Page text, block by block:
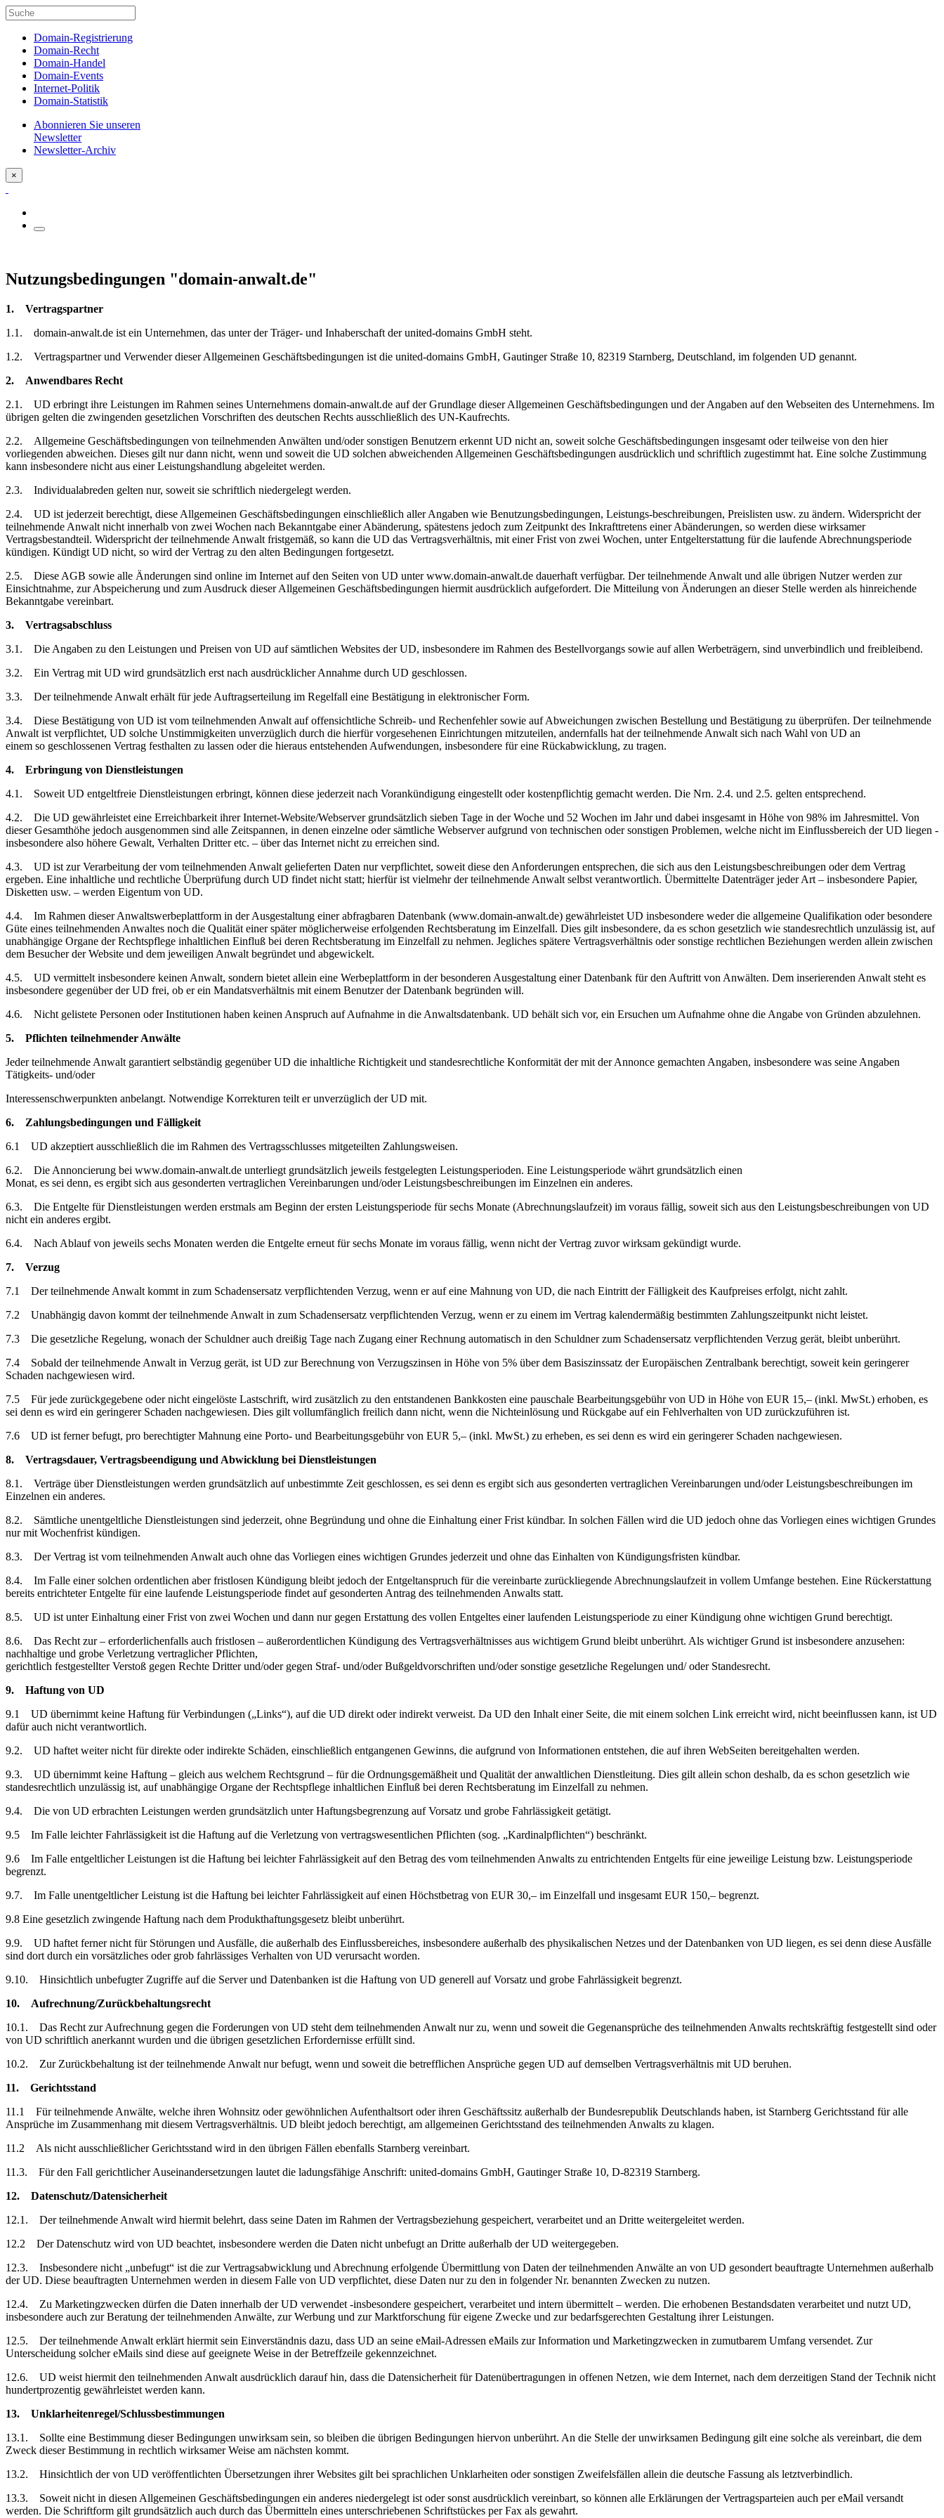
Domain-Registrierung
Domain-Recht
Domain-Handel
Domain-Events
Internet-Politik
Domain-Statistik
Abonnieren Sie unseren
Newsletter
Newsletter-Archiv
×
Nutzungsbedingungen "domain-anwalt.de"
1. Vertragspartner
1.1. domain-anwalt.de ist ein Unternehmen, das unter der Träger- und Inhaberschaft der united-domains GmbH steht.
1.2. Vertragspartner und Verwender dieser Allgemeinen Geschäftsbedingungen ist die united-domains GmbH, Gautinger Straße 10, 82319 Starnberg, Deutschland, im folgenden UD genannt.
2. Anwendbares Recht
2.1. UD erbringt ihre Leistungen im Rahmen seines Unternehmens domain-anwalt.de auf der Grundlage dieser Allgemeinen Geschäftsbedingungen und der Angaben auf den Webseiten des Unternehmens. Im
übrigen gelten die zwingenden gesetzlichen Vorschriften des deutschen Rechts ausschließlich des UN-Kaufrechts.
2.2. Allgemeine Geschäftsbedingungen von teilnehmenden Anwälten und/oder sonstigen Benutzern erkennt UD nicht an, soweit solche Geschäftsbedingungen insgesamt oder teilweise von den hier
vorliegenden abweichen. Dieses gilt nur dann nicht, wenn und soweit die UD solchen abweichenden Allgemeinen Geschäftsbedingungen ausdrücklich und schriftlich zugestimmt hat. Eine solche Zustimmung
kann insbesondere nicht aus einer Leistungshandlung abgeleitet werden.
2.3. Individualabreden gelten nur, soweit sie schriftlich niedergelegt werden.
2.4. UD ist jederzeit berechtigt, diese Allgemeinen Geschäftsbedingungen einschließlich aller Angaben wie Benutzungsbedingungen, Leistungs-beschreibungen, Preislisten usw. zu ändern. Widerspricht der
teilnehmende Anwalt nicht innerhalb von zwei Wochen nach Bekanntgabe einer Abänderung, spätestens jedoch zum Zeitpunkt des Inkrafttretens einer Abänderungen, so werden diese wirksamer
Vertragsbestandteil. Widerspricht der teilnehmende Anwalt fristgemäß, so kann die UD das Vertragsverhältnis, mit einer Frist von zwei Wochen, unter Entgelterstattung für die laufende Abrechnungsperiode
kündigen. Kündigt UD nicht, so wird der Vertrag zu den alten Bedingungen fortgesetzt.
2.5. Diese AGB sowie alle Änderungen sind online im Internet auf den Seiten von UD unter www.domain-anwalt.de dauerhaft verfügbar. Der teilnehmende Anwalt und alle übrigen Nutzer werden zur
Einsichtnahme, zur Abspeicherung und zum Ausdruck dieser Allgemeinen Geschäftsbedingungen hiermit ausdrücklich aufgefordert. Die Mitteilung von Änderungen an dieser Stelle werden als hinreichende
Bekanntgabe vereinbart.
3. Vertragsabschluss
3.1. Die Angaben zu den Leistungen und Preisen von UD auf sämtlichen Websites der UD, insbesondere im Rahmen des Bestellvorgangs sowie auf allen Werbeträgern, sind unverbindlich und freibleibend.
3.2. Ein Vertrag mit UD wird grundsätzlich erst nach ausdrücklicher Annahme durch UD geschlossen.
3.3. Der teilnehmende Anwalt erhält für jede Auftragserteilung im Regelfall eine Bestätigung in elektronischer Form.
3.4. Diese Bestätigung von UD ist vom teilnehmenden Anwalt auf offensichtliche Schreib- und Rechenfehler sowie auf Abweichungen zwischen Bestellung und Bestätigung zu überprüfen. Der teilnehmende
Anwalt ist verpflichtet, UD solche Unstimmigkeiten unverzüglich durch die hierfür vorgesehenen Einrichtungen mitzuteilen, andernfalls hat der teilnehmende Anwalt sich nach Wahl von UD an
einem so geschlossenen Vertrag festhalten zu lassen oder die hieraus entstehenden Aufwendungen, insbesondere für eine Rückabwicklung, zu tragen.
4. Erbringung von Dienstleistungen
4.1. Soweit UD entgeltfreie Dienstleistungen erbringt, können diese jederzeit nach Vorankündigung eingestellt oder kostenpflichtig gemacht werden. Die Nrn. 2.4. und 2.5. gelten entsprechend.
4.2. Die UD gewährleistet eine Erreichbarkeit ihrer Internet-Website/Webserver grundsätzlich sieben Tage in der Woche und 52 Wochen im Jahr und dabei insgesamt in Höhe von 98% im Jahresmittel. Von
dieser Gesamthöhe jedoch ausgenommen sind alle Zeitspannen, in denen einzelne oder sämtliche Webserver aufgrund von technischen oder sonstigen Problemen, welche nicht im Einflussbereich der UD liegen -
insbesondere also höhere Gewalt, Verhalten Dritter etc. – über das Internet nicht zu erreichen sind.
4.3. UD ist zur Verarbeitung der vom teilnehmenden Anwalt gelieferten Daten nur verpflichtet, soweit diese den Anforderungen entsprechen, die sich aus den Leistungsbeschreibungen oder dem Vertrag
ergeben. Eine inhaltliche und rechtliche Überprüfung durch UD findet nicht statt; hierfür ist vielmehr der teilnehmende Anwalt selbst verantwortlich. Übermittelte Datenträger jeder Art – insbesondere Papier,
Disketten usw. – werden Eigentum von UD.
4.4. Im Rahmen dieser Anwaltswerbeplattform in der Ausgestaltung einer abfragbaren Datenbank (www.domain-anwalt.de) gewährleistet UD insbesondere weder die allgemeine Qualifikation oder besondere
Güte eines teilnehmenden Anwaltes noch die Qualität einer später möglicherweise erfolgenden Rechtsberatung im Einzelfall. Dies gilt insbesondere, da es schon gesetzlich wie standesrechtlich unzulässig ist, auf
unabhängige Organe der Rechtspflege inhaltlichen Einfluß bei deren Rechtsberatung im Einzelfall zu nehmen. Jegliches spätere Vertragsverhältnis oder sonstige rechtlichen Beziehungen werden allein zwischen
dem Besucher der Website und dem jeweiligen Anwalt begründet und abgewickelt.
4.5. UD vermittelt insbesondere keinen Anwalt, sondern bietet allein eine Werbeplattform in der besonderen Ausgestaltung einer Datenbank für den Auftritt von Anwälten. Dem inserierenden Anwalt steht es
insbesondere gegenüber der UD frei, ob er ein Mandatsverhältnis mit einem Benutzer der Datenbank begründen will.
4.6. Nicht gelistete Personen oder Institutionen haben keinen Anspruch auf Aufnahme in die Anwaltsdatenbank. UD behält sich vor, ein Ersuchen um Aufnahme ohne die Angabe von Gründen abzulehnen.
5. Pflichten teilnehmender Anwälte
Jeder teilnehmende Anwalt garantiert selbständig gegenüber UD die inhaltliche Richtigkeit und standesrechtliche Konformität der mit der Annonce gemachten Angaben, insbesondere was seine Angaben
Tätigkeits- und/oder
Interessenschwerpunkten anbelangt. Notwendige Korrekturen teilt er unverzüglich der UD mit.
6. Zahlungsbedingungen und Fälligkeit
6.1 UD akzeptiert ausschließlich die im Rahmen des Vertragsschlusses mitgeteilten Zahlungsweisen.
6.2. Die Annoncierung bei www.domain-anwalt.de unterliegt grundsätzlich jeweils festgelegten Leistungsperioden. Eine Leistungsperiode währt grundsätzlich einen
Monat, es sei denn, es ergibt sich aus gesonderten vertraglichen Vereinbarungen und/oder Leistungsbeschreibungen im Einzelnen ein anderes.
6.3. Die Entgelte für Dienstleistungen werden erstmals am Beginn der ersten Leistungsperiode für sechs Monate (Abrechnungslaufzeit) im voraus fällig, soweit sich aus den Leistungsbeschreibungen von UD
nicht ein anderes ergibt.
6.4. Nach Ablauf von jeweils sechs Monaten werden die Entgelte erneut für sechs Monate im voraus fällig, wenn nicht der Vertrag zuvor wirksam gekündigt wurde.
7. Verzug
7.1 Der teilnehmende Anwalt kommt in zum Schadensersatz verpflichtenden Verzug, wenn er auf eine Mahnung von UD, die nach Eintritt der Fälligkeit des Kaufpreises erfolgt, nicht zahlt.
7.2 Unabhängig davon kommt der teilnehmende Anwalt in zum Schadensersatz verpflichtenden Verzug, wenn er zu einem im Vertrag kalendermäßig bestimmten Zahlungszeitpunkt nicht leistet.
7.3 Die gesetzliche Regelung, wonach der Schuldner auch dreißig Tage nach Zugang einer Rechnung automatisch in den Schuldner zum Schadensersatz verpflichtenden Verzug gerät, bleibt unberührt.
7.4 Sobald der teilnehmende Anwalt in Verzug gerät, ist UD zur Berechnung von Verzugszinsen in Höhe von 5% über dem Basiszinssatz der Europäischen Zentralbank berechtigt, soweit kein geringerer
Schaden nachgewiesen wird.
7.5 Für jede zurückgegebene oder nicht eingelöste Lastschrift, wird zusätzlich zu den entstandenen Bankkosten eine pauschale Bearbeitungsgebühr von UD in Höhe von EUR 15,– (inkl. MwSt.) erhoben, es
sei denn es wird ein geringerer Schaden nachgewiesen. Dies gilt vollumfänglich freilich dann nicht, wenn die Nichteinlösung und Rückgabe auf ein Fehlverhalten von UD zurückzuführen ist.
7.6 UD ist ferner befugt, pro berechtigter Mahnung eine Porto- und Bearbeitungsgebühr von EUR 5,– (inkl. MwSt.) zu erheben, es sei denn es wird ein geringerer Schaden nachgewiesen.
8. Vertragsdauer, Vertragsbeendigung und Abwicklung bei Dienstleistungen
8.1. Verträge über Dienstleistungen werden grundsätzlich auf unbestimmte Zeit geschlossen, es sei denn es ergibt sich aus gesonderten vertraglichen Vereinbarungen und/oder Leistungsbeschreibungen im
Einzelnen ein anderes.
8.2. Sämtliche unentgeltliche Dienstleistungen sind jederzeit, ohne Begründung und ohne die Einhaltung einer Frist kündbar. In solchen Fällen wird die UD jedoch ohne das Vorliegen eines wichtigen Grundes
nur mit Wochenfrist kündigen.
8.3. Der Vertrag ist vom teilnehmenden Anwalt auch ohne das Vorliegen eines wichtigen Grundes jederzeit und ohne das Einhalten von Kündigungsfristen kündbar.
8.4. Im Falle einer solchen ordentlichen aber fristlosen Kündigung bleibt jedoch der Entgeltanspruch für die vereinbarte zurückliegende Abrechnungslaufzeit in vollem Umfange bestehen. Eine Rückerstattung
bereits entrichteter Entgelte für eine laufende Leistungsperiode findet auf gesonderten Antrag des teilnehmenden Anwalts statt.
8.5. UD ist unter Einhaltung einer Frist von zwei Wochen und dann nur gegen Erstattung des vollen Entgeltes einer laufenden Leistungsperiode zu einer Kündigung ohne wichtigen Grund berechtigt.
8.6. Das Recht zur – erforderlichenfalls auch fristlosen – außerordentlichen Kündigung des Vertragsverhältnisses aus wichtigem Grund bleibt unberührt. Als wichtiger Grund ist insbesondere anzusehen:
nachhaltige und grobe Verletzung vertraglicher Pflichten,
gerichtlich festgestellter Verstoß gegen Rechte Dritter und/oder gegen Straf- und/oder Bußgeldvorschriften und/oder sonstige gesetzliche Regelungen und/ oder Standesrecht.
9. Haftung von UD
9.1 UD übernimmt keine Haftung für Verbindungen („Links“), auf die UD direkt oder indirekt verweist. Da UD den Inhalt einer Seite, die mit einem solchen Link erreicht wird, nicht beeinflussen kann, ist UD
dafür auch nicht verantwortlich.
9.2. UD haftet weiter nicht für direkte oder indirekte Schäden, einschließlich entgangenen Gewinns, die aufgrund von Informationen entstehen, die auf ihren WebSeiten bereitgehalten werden.
9.3. UD übernimmt keine Haftung – gleich aus welchem Rechtsgrund – für die Ordnungsgemäßheit und Qualität der anwaltlichen Dienstleitung. Dies gilt allein schon deshalb, da es schon gesetzlich wie
standesrechtlich unzulässig ist, auf unabhängige Organe der Rechtspflege inhaltlichen Einfluß bei deren Rechtsberatung im Einzelfall zu nehmen.
9.4. Die von UD erbrachten Leistungen werden grundsätzlich unter Haftungsbegrenzung auf Vorsatz und grobe Fahrlässigkeit getätigt.
9.5 Im Falle leichter Fahrlässigkeit ist die Haftung auf die Verletzung von vertragswesentlichen Pflichten (sog. „Kardinalpflichten“) beschränkt.
9.6 Im Falle entgeltlicher Leistungen ist die Haftung bei leichter Fahrlässigkeit auf den Betrag des vom teilnehmenden Anwalts zu entrichtenden Entgelts für eine jeweilige Leistung bzw. Leistungsperiode
begrenzt.
9.7. Im Falle unentgeltlicher Leistung ist die Haftung bei leichter Fahrlässigkeit auf einen Höchstbetrag von EUR 30,– im Einzelfall und insgesamt EUR 150,– begrenzt.
9.8 Eine gesetzlich zwingende Haftung nach dem Produkthaftungsgesetz bleibt unberührt.
9.9. UD haftet ferner nicht für Störungen und Ausfälle, die außerhalb des Einflussbereiches, insbesondere außerhalb des physikalischen Netzes und der Datenbanken von UD liegen, es sei denn diese Ausfälle
sind dort durch ein vorsätzliches oder grob fahrlässiges Verhalten von UD verursacht worden.
9.10. Hinsichtlich unbefugter Zugriffe auf die Server und Datenbanken ist die Haftung von UD generell auf Vorsatz und grobe Fahrlässigkeit begrenzt.
10. Aufrechnung/Zurückbehaltungsrecht
10.1. Das Recht zur Aufrechnung gegen die Forderungen von UD steht dem teilnehmenden Anwalt nur zu, wenn und soweit die Gegenansprüche des teilnehmenden Anwalts rechtskräftig festgestellt sind oder
von UD schriftlich anerkannt wurden und die übrigen gesetzlichen Erfordernisse erfüllt sind.
10.2. Zur Zurückbehaltung ist der teilnehmende Anwalt nur befugt, wenn und soweit die betrefflichen Ansprüche gegen UD auf demselben Vertragsverhältnis mit UD beruhen.
11. Gerichtsstand
11.1 Für teilnehmende Anwälte, welche ihren Wohnsitz oder gewöhnlichen Aufenthaltsort oder ihren Geschäftssitz außerhalb der Bundesrepublik Deutschlands haben, ist Starnberg Gerichtsstand für alle
Ansprüche im Zusammenhang mit diesem Vertragsverhältnis. UD bleibt jedoch berechtigt, am allgemeinen Gerichtsstand des teilnehmenden Anwalts zu klagen.
11.2 Als nicht ausschließlicher Gerichtsstand wird in den übrigen Fällen ebenfalls Starnberg vereinbart.
11.3. Für den Fall gerichtlicher Auseinandersetzungen lautet die ladungsfähige Anschrift: united-domains GmbH, Gautinger Straße 10, D-82319 Starnberg.
12. Datenschutz/Datensicherheit
12.1. Der teilnehmende Anwalt wird hiermit belehrt, dass seine Daten im Rahmen der Vertragsbeziehung gespeichert, verarbeitet und an Dritte weitergeleitet werden.
12.2 Der Datenschutz wird von UD beachtet, insbesondere werden die Daten nicht unbefugt an Dritte außerhalb der UD weitergegeben.
12.3. Insbesondere nicht „unbefugt“ ist die zur Vertragsabwicklung und Abrechnung erfolgende Übermittlung von Daten der teilnehmenden Anwälte an von UD gesondert beauftragte Unternehmen außerhalb
der UD. Diese beauftragten Unternehmen werden in diesem Falle von UD verpflichtet, diese Daten nur zu den in folgender Nr. benannten Zwecken zu nutzen.
12.4. Zu Marketingzwecken dürfen die Daten innerhalb der UD verwendet -insbesondere gespeichert, verarbeitet und intern übermittelt – werden. Die erhobenen Bestandsdaten verarbeitet und nutzt UD,
insbesondere auch zur Beratung der teilnehmenden Anwälte, zur Werbung und zur Marktforschung für eigene Zwecke und zur bedarfsgerechten Gestaltung ihrer Leistungen.
12.5. Der teilnehmende Anwalt erklärt hiermit sein Einverständnis dazu, dass UD an seine eMail-Adressen eMails zur Information und Marketingzwecken in zumutbarem Umfang versendet. Zur
Unterscheidung solcher eMails sind diese auf geeignete Weise in der Betreffzeile gekennzeichnet.
12.6. UD weist hiermit den teilnehmenden Anwalt ausdrücklich darauf hin, dass die Datensicherheit für Datenübertragungen in offenen Netzen, wie dem Internet, nach dem derzeitigen Stand der Technik nicht
hundertprozentig gewährleistet werden kann.
13. Unklarheitenregel/Schlussbestimmungen
13.1. Sollte eine Bestimmung dieser Bedingungen unwirksam sein, so bleiben die übrigen Bedingungen hiervon unberührt. An die Stelle der unwirksamen Bedingung gilt eine solche als vereinbart, die dem
Zweck dieser Bestimmung in rechtlich wirksamer Weise am nächsten kommt.
13.2. Hinsichtlich der von UD veröffentlichten Übersetzungen ihrer Websites gilt bei sprachlichen Unklarheiten oder sonstigen Zweifelsfällen allein die deutsche Fassung als letztverbindlich.
13.3. Soweit nicht in diesen Allgemeinen Geschäftsbedingungen ein anderes niedergelegt ist oder sonst ausdrücklich vereinbart, so können alle Erklärungen der Vertragsparteien auch per eMail versandt
werden. Die Schriftform gilt grundsätzlich auch durch das Übermitteln eines unterschriebenen Schriftstückes per Fax als gewahrt.